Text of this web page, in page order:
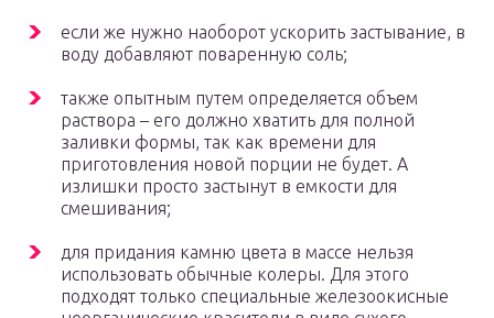
если же нужно наоборот ускорить застывание, в
воду добавляют поваренную соль;
также опытным путем определяется объем
раствора – его должно хватить для полной
заливки формы, так как времени для
приготовления новой порции не будет. А
излишки просто застынут в емкости для
смешивания;
для придания камню цвета в массе нельзя
использовать обычные колеры. Для этого
подходят только специальные железоокисные